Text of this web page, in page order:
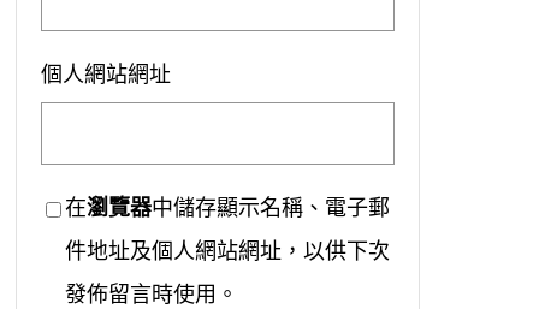
個人網站網址
在瀏覽器中儲存顯示名稱、電子郵
件地址及個人網站網址，以供下次
發佈留言時使用。